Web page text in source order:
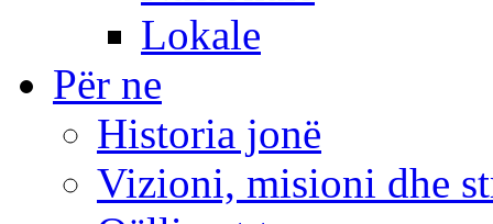
Lokale
Për ne
Historia jonë
Vizioni, misioni dhe